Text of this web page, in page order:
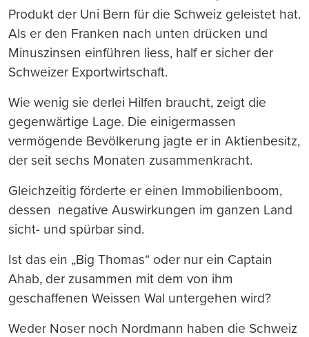
Produkt der Uni Bern für die Schweiz geleistet hat.
Als er den Franken nach unten drücken und
Minuszinsen einführen liess, half er sicher der
Schweizer Exportwirtschaft.
Wie wenig sie derlei Hilfen braucht, zeigt die
gegenwärtige Lage. Die einigermassen
vermögende Bevölkerung jagte er in Aktienbesitz,
der seit sechs Monaten zusammenkracht.
Gleichzeitig förderte er einen Immobilienboom,
dessen negative Auswirkungen im ganzen Land
sicht- und spürbar sind.
Ist das ein „Big Thomas“ oder nur ein Captain
Ahab, der zusammen mit dem von ihm
geschaffenen Weissen Wal untergehen wird?
Weder Noser noch Nordmann haben die Schweiz